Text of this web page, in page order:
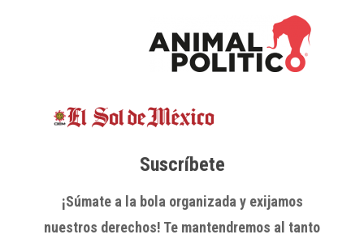
Suscríbete
¡Súmate a la bola organizada y exijamos
nuestros derechos! Te mantendremos al tanto